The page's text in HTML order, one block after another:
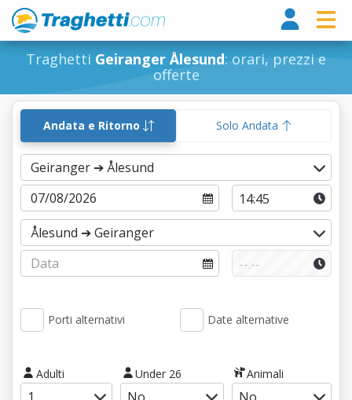
Traghetti Geiranger Ålesund: orari, prezzi e
offerte
Andata e Ritorno Solo Andata
Porti alternativi Date alternative
Adulti Under 26 Animali